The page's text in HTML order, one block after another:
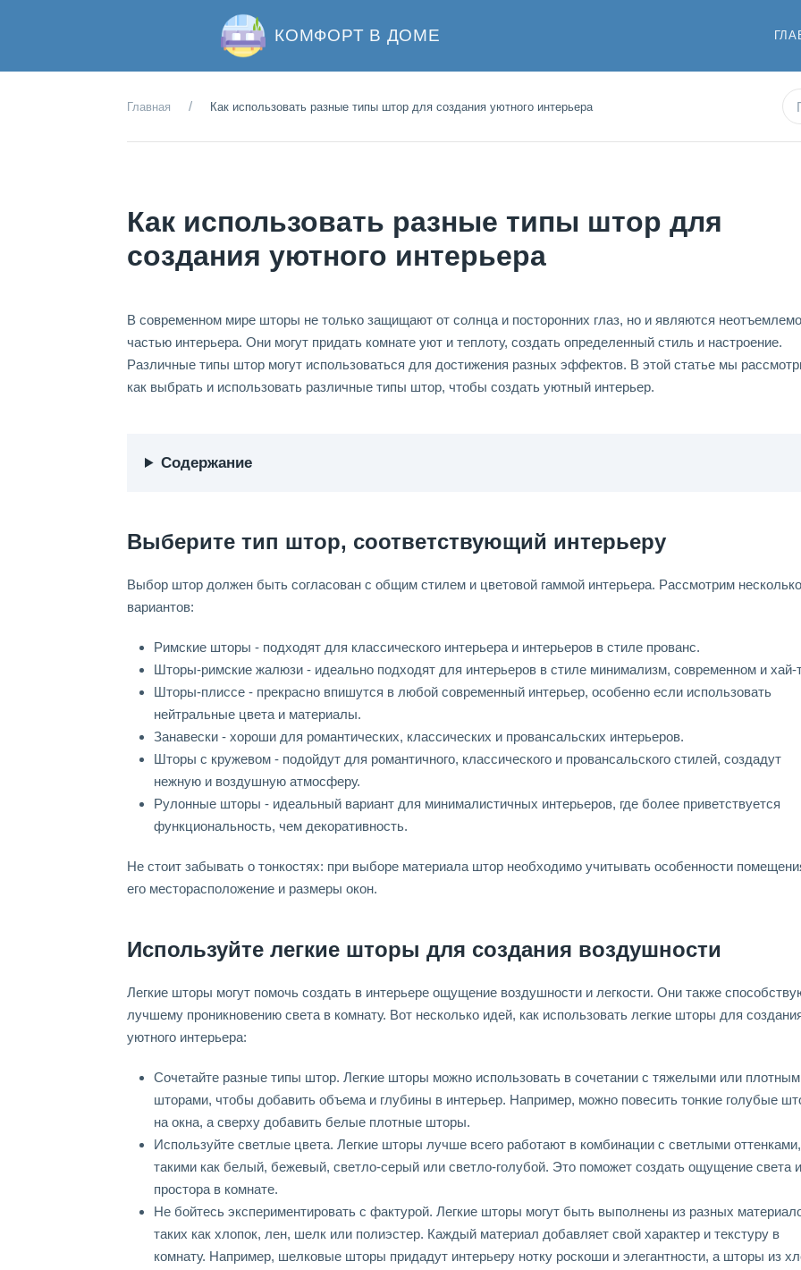
КОМФОРТ В ДОМЕ
Главная Как использовать разные типы штор для создания уютного интерьера
Как использовать разные типы штор для
создания уютного интерьера
В современном мире шторы не только защищают от солнца и посторонних глаз, но и являются
частью интерьера. Они могут придать комнате уют и теплоту, создать определенный стиль и настроение.
Различные типы штор могут использоваться для достижения разных эффектов. В этой статье мы
как выбрать и использовать различные типы штор, чтобы создать уютный интерьер.
Содержание
Выберите тип штор, соответствующий интерьеру
Выбор штор должен быть согласован с общим стилем и цветовой гаммой интерьера. Рассмотрим несколько
вариантов:
Римские шторы - подходят для классического интерьера и интерьеров в стиле прованс.
Шторы-римские жалюзи - идеально подходят для интерьеров в стиле минимализм, современном и хай-
Шторы-плиссе - прекрасно впишутся в любой современный интерьер, особенно если использовать
нейтральные цвета и материалы.
Занавески - хороши для романтических, классических и провансальских интерьеров.
Шторы с кружевом - подойдут для романтичного, классического и провансальского стилей, создадут
нежную и воздушную атмосферу.
Рулонные шторы - идеальный вариант для минималистичных интерьеров, где более приветствуется
функциональность, чем декоративность.
Не стоит забывать о тонкостях: при выборе материала штор необходимо учитывать особенности
его месторасположение и размеры окон.
Используйте легкие шторы для создания воздушности
Легкие шторы могут помочь создать в интерьере ощущение воздушности и легкости. Они также
лучшему проникновению света в комнату. Вот несколько идей, как использовать легкие шторы для
уютного интерьера:
Сочетайте разные типы штор. Легкие шторы можно использовать в сочетании с тяжелыми или
шторами, чтобы добавить объема и глубины в интерьер. Например, можно повесить тонкие голубые
на окна, а сверху добавить белые плотные шторы.
Используйте светлые цвета. Легкие шторы лучше всего работают в комбинации с светлыми оттенками,
такими как белый, бежевый, светло-серый или светло-голубой. Это поможет создать ощущение света и
простора в комнате.
Не бойтесь экспериментировать с фактурой. Легкие шторы могут быть выполнены из разных
таких как хлопок, лен, шелк или полиэстер. Каждый материал добавляет свой характер и текстуру в
комнату. Например, шелковые шторы придадут интерьеру нотку роскоши и элегантности, а шторы из